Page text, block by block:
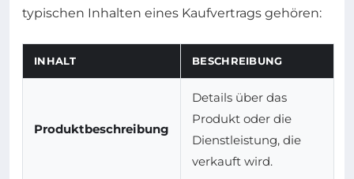
typischen Inhalten eines Kaufvertrags gehören:
INHALT BESCHREIBUNG
Produktbeschreibung
Details über das
Produkt oder die
Dienstleistung, die
verkauft wird.